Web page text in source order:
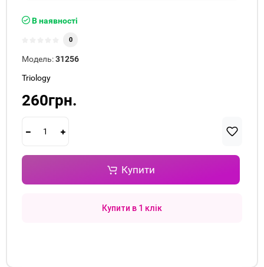
В наявності
0
Модель:31256
Triology
260грн.
Купити
Купити в 1 клік